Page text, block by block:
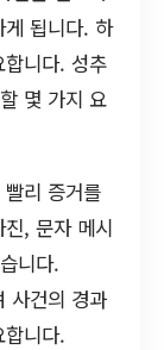
됩니다. 하
니다. 성추
몇 가지 요
리 증거를
, 문자 메시
니다.
사건의 경과
니다.